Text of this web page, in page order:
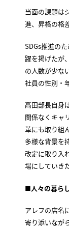
当面の課題は
進、昇格の格
SDGs推進の
躍を掲げたが
の人数が少な
社員の性別・
髙田部長自身
関係なくキャ
革にも取り組
多様な背景を
改定に取り入
場にしていき
■人々の暮ら
アレフの店名
寄り添いなが